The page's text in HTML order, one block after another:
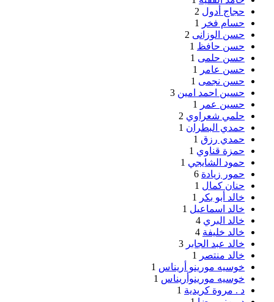
حجاج أدول 2
حسام فخر
1
حسن الوزانى 2
حسن حافظ 1
حسن حلمى 1
حسن عامر
1
حسن نجمى 1
حسين احمد امين 3
حسين عمر
1
حلمي شعراوي 2
حمدي البطران 1
حمدي رزق 1
حمزة قناوي 1
حمود الشايجي 1
حمور زيادة 6
حنان كمال 1
خالد أبو بكر
1
خالد اسماعيل 1
خالد البري 4
خالد خليفة 4
خالد عبد الجابر 3
خالد منتصر
1
خوسيه مورينو أريناس 1
خوسيه مورينوأريناس 1
د . مروة كريدية 1